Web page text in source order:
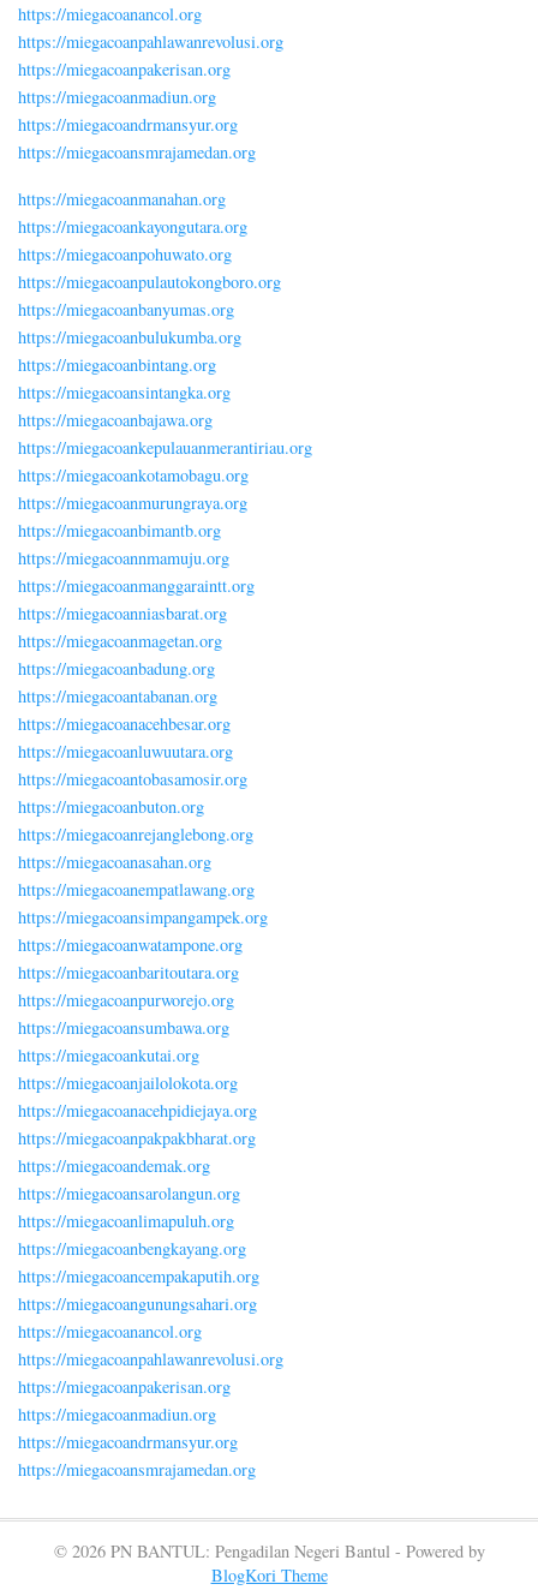
https://miegacoanancol.org
https://miegacoanpahlawanrevolusi.org
https://miegacoanpakerisan.org
https://miegacoanmadiun.org
https://miegacoandrmansyur.org
https://miegacoansmrajamedan.org
https://miegacoanmanahan.org
https://miegacoankayongutara.org
https://miegacoanpohuwato.org
https://miegacoanpulautokongboro.org
https://miegacoanbanyumas.org
https://miegacoanbulukumba.org
https://miegacoanbintang.org
https://miegacoansintangka.org
https://miegacoanbajawa.org
https://miegacoankepulauanmerantiriau.org
https://miegacoankotamobagu.org
https://miegacoanmurungraya.org
https://miegacoanbimantb.org
https://miegacoannmamuju.org
https://miegacoanmanggaraintt.org
https://miegacoanniasbarat.org
https://miegacoanmagetan.org
https://miegacoanbadung.org
https://miegacoantabanan.org
https://miegacoanacehbesar.org
https://miegacoanluwuutara.org
https://miegacoantobasamosir.org
https://miegacoanbuton.org
https://miegacoanrejanglebong.org
https://miegacoanasahan.org
https://miegacoanempatlawang.org
https://miegacoansimpangampek.org
https://miegacoanwatampone.org
https://miegacoanbaritoutara.org
https://miegacoanpurworejo.org
https://miegacoansumbawa.org
https://miegacoankutai.org
https://miegacoanjailolokota.org
https://miegacoanacehpidiejaya.org
https://miegacoanpakpakbharat.org
https://miegacoandemak.org
https://miegacoansarolangun.org
https://miegacoanlimapuluh.org
https://miegacoanbengkayang.org
https://miegacoancempakaputih.org
https://miegacoangunungsahari.org
https://miegacoanancol.org
https://miegacoanpahlawanrevolusi.org
https://miegacoanpakerisan.org
https://miegacoanmadiun.org
https://miegacoandrmansyur.org
https://miegacoansmrajamedan.org
© 2026 PN BANTUL: Pengadilan Negeri Bantul - Powered by
BlogKori Theme